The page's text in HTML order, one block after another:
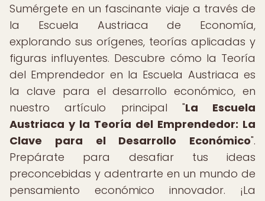
Sumérgete en un fascinante viaje a través de
la Escuela Austriaca de Economía,
explorando sus orígenes, teorías aplicadas y
figuras influyentes. Descubre cómo la Teoría
del Emprendedor en la Escuela Austriaca es
la clave para el desarrollo económico, en
nuestro artículo principal "La Escuela
Austriaca y la Teoría del Emprendedor: La
Clave para el Desarrollo Económico".
Prepárate para desafiar tus ideas
preconcebidas y adentrarte en un mundo de
pensamiento económico innovador. ¡La